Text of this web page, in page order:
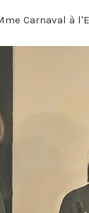
Carnaval à